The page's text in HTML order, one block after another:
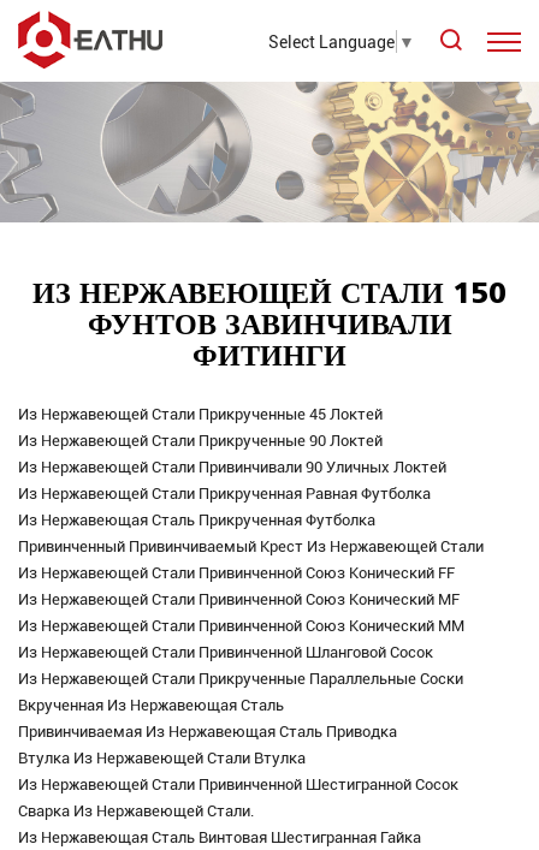
Select Language ▼
ИЗ НЕРЖАВЕЮЩЕЙ СТАЛИ 150
ФУНТОВ ЗАВИНЧИВАЛИ
ФИТИНГИ
Из Нержавеющей Стали Прикрученные 45 Локтей
Из Нержавеющей Стали Прикрученные 90 Локтей
Из Нержавеющей Стали Привинчивали 90 Уличных Локтей
Из Нержавеющей Стали Прикрученная Равная Футболка
Из Нержавеющая Сталь Прикрученная Футболка
Привинченный Привинчиваемый Крест Из Нержавеющей Стали
Из Нержавеющей Стали Привинченной Союз Конический FF
Из Нержавеющей Стали Привинченной Союз Конический MF
Из Нержавеющей Стали Привинченной Союз Конический MM
Из Нержавеющей Стали Привинченной Шланговой Сосок
Из Нержавеющей Стали Прикрученные Параллельные Соски
Вкрученная Из Нержавеющая Сталь
Привинчиваемая Из Нержавеющая Сталь Приводка
Втулка Из Нержавеющей Стали Втулка
Из Нержавеющей Стали Привинченной Шестигранной Сосок
Сварка Из Нержавеющей Стали.
Из Нержавеющая Сталь Винтовая Шестигранная Гайка